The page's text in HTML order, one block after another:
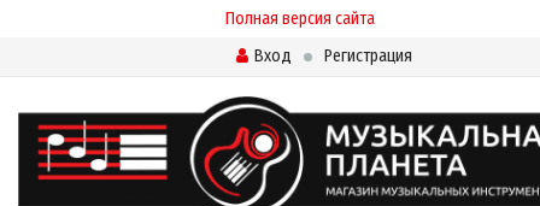
Полная версия сайта
Вход
Регистрация